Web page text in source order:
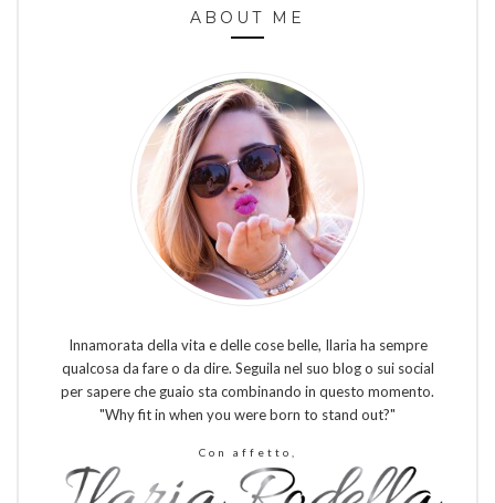
ABOUT ME
Innamorata della vita e delle cose belle, Ilaria ha sempre
qualcosa da fare o da dire. Seguila nel suo blog o sui social
per sapere che guaio sta combinando in questo momento.
"Why fit in when you were born to stand out?"
Con affetto,